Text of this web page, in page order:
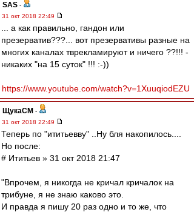
SAS -
31 окт 2018 22:49
... а как правильно, гандон или
презерватив???... вот презервативы разные на
многих каналах тврекламируют и ничего ??!!! -
никаких "на 15 суток" !!! :-))
https://www.youtube.com/watch?v=1XuuqiodEZU
ЩукаСМ -
31 окт 2018 22:49
Теперь по "ититьевву" ..Ну бля накопилось....
Но после:
# Ититьев » 31 окт 2018 21:47
"Впрочем, я никогда не кричал кричалок на
трибуне, я не знаю каково это.
И правда я пишу 20 раз одно и то же, что